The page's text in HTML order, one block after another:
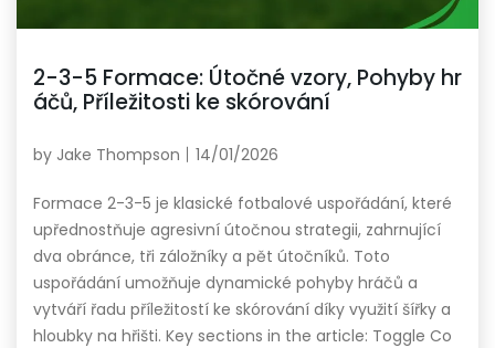
2-3-5 Formace: Útočné vzory, Pohyby hr
áčů, Příležitosti ke skórování
by Jake Thompson 14/01/2026
Formace 2-3-5 je klasické fotbalové uspořádání, které
upřednostňuje agresivní útočnou strategii, zahrnující
dva obránce, tři záložníky a pět útočníků. Toto
uspořádání umožňuje dynamické pohyby hráčů a
vytváří řadu příležitostí ke skórování díky využití šířky a
hloubky na hřišti. Key sections in the article: Toggle Co